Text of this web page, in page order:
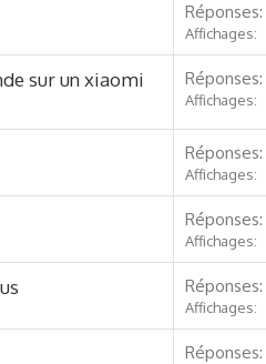
Réponses
Affichages
sur un xiaomi
Réponses
Affichages
Réponses
Affichages
Réponses
Affichages
Réponses
Affichages
Réponses